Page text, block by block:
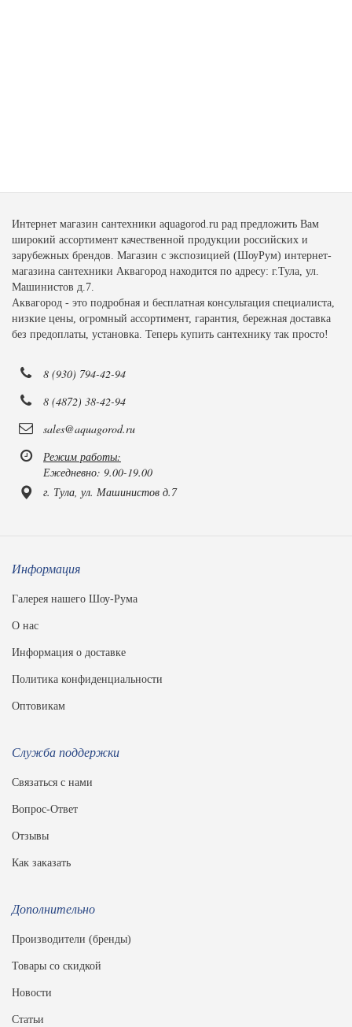
Интернет магазин сантехники aquagorod.ru рад предложить Вам
широкий ассортимент качественной продукции российских и
зарубежных брендов. Магазин с экспозицией (ШоуРум) интернет-
магазина сантехники Аквагород находится по адресу: г.Тула, ул.
Машинистов д.7.
Аквагород - это подробная и бесплатная консультация специалиста,
низкие цены, огромный ассортимент, гарантия, бережная доставка
без предоплаты, установка. Теперь купить сантехнику так просто!
8 (930) 794-42-94
8 (4872) 38-42-94
sales@aquagorod.ru
Режим работы:
Ежедневно: 9.00-19.00
г. Тула, ул. Машинистов д.7
Информация
Галерея нашего Шоу-Рума
О нас
Информация о доставке
Политика конфиденциальности
Оптовикам
Служба поддержки
Связаться с нами
Вопрос-Ответ
Отзывы
Как заказать
Дополнительно
Производители (бренды)
Товары со скидкой
Новости
Статьи